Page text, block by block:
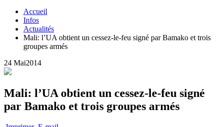
Accueil
Infos
Actualités
Mali: l’UA obtient un cessez-le-feu signé par Bamako et trois
groupes armés
24 Mai2014
Mali: l’UA obtient un cessez-le-feu signé
par Bamako et trois groupes armés